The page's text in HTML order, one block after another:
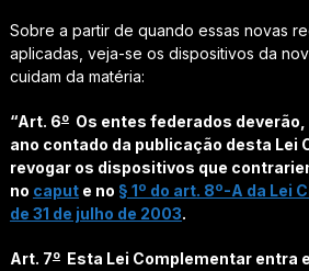
Sobre a partir de quando essas novas
aplicadas, veja-se os dispositivos da
cuidam da matéria:
“Art. 6oOs entes federados deverão,
ano contado da publicação desta Lei
revogar os dispositivos que
no caput e no § 1º do art. 8º-A da Lei
de 31 de julho de 2003.
Art. 7oEsta Lei Complementar entra